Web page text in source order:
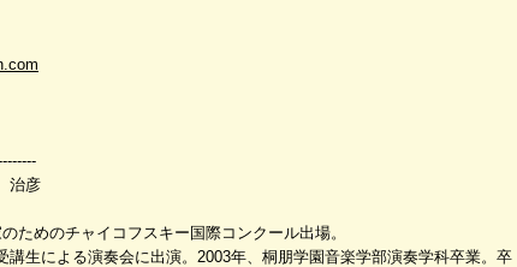
治彦
ためのチャイコフスキー国際コンクール出場。
講生による演奏会に出演。2003年、桐朋学園音楽学部演奏学科卒業。卒